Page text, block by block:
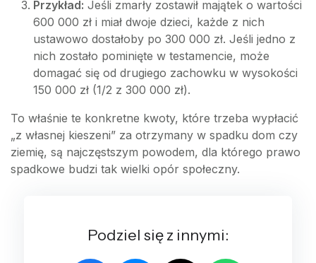
Przykład: Jeśli zmarły zostawił majątek o wartości
600 000 zł i miał dwoje dzieci, każde z nich
ustawowo dostałoby po 300 000 zł. Jeśli jedno z
nich zostało pominięte w testamencie, może
domagać się od drugiego zachowku w wysokości
150 000 zł (1/2 z 300 000 zł).
To właśnie te konkretne kwoty, które trzeba wypłacić
„z własnej kieszeni” za otrzymany w spadku dom czy
ziemię, są najczęstszym powodem, dla którego prawo
spadkowe budzi tak wielki opór społeczny.
Podziel się z innymi: